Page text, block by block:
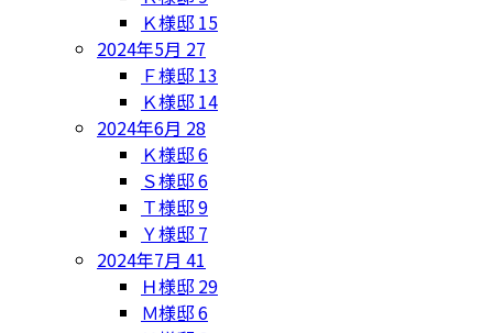
Ｋ様邸 15
2024年5月 27
Ｆ様邸 13
Ｋ様邸 14
2024年6月 28
Ｋ様邸6
Ｓ様邸6
Ｔ様邸9
Ｙ様邸 7
2024年7月 41
Ｈ様邸 29
Ｍ様邸6